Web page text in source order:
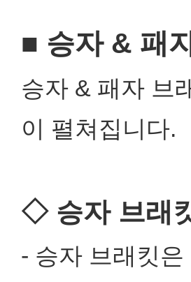
■ 승자 & 패
승자 & 패자 브
이 펼쳐집니다.
◇ 승자 브래
- 승자 브래킷